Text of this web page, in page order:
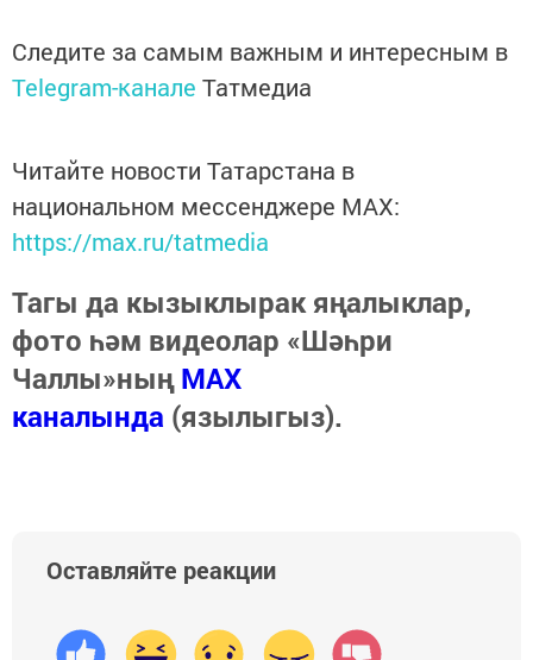
Следите за самым важным и интересным в
Telegram-канале Татмедиа
Читайте новости Татарстана в
национальном мессенджере MАХ:
https://max.ru/tatmedia
Тагы да кызыклырак яңалыклар,
фото һәм видеолар «Шәһри
Чаллы»ныңMAX
каналында (язылыгыз).
Оставляйте реакции